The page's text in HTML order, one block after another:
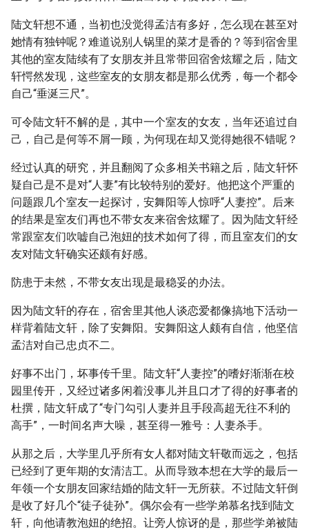
陆文轩想不通，当初也没觉得孟洁有多好，怎么现在甚至对
她情有独钟呢？难道说别人锅里的菜才是香的？等到宿舍里
其他的室友陆续有了女朋友并且常带回宿舍炫耀之后，陆文
轩愕然发现，这些室友的女朋友都是那么优秀，每一个都令
自己“垂涎三尺”。
可令陆文轩不解的是，其中一个室友的女友，当年还追过自
己，自己是何等不屑一顾，为何现在却又觉得她很不错呢？
经过认真的研究，并且翻阅了众多相关书籍之后，陆文轩怀
疑自己是不是对“人妻”有比较特别的爱好。他把这个严重的
问题跟几个室友一起探讨，安舞阳等人惊呼“人妻控”。后来
的结果是室友们再也不带女友来宿舍炫耀了。因为陆文轩经
常跟室友们吹嘘自己泡妞的技术如何了得，而且室友们的女
友对陆文轩确实还颇有好感。
防患于未然，不带女友出现是最稳妥的办法。
因为陆文轩的存在，宿舍里其他人谈恋爱都像搞地下活动一
样背着陆文轩，除了安舞阳。安舞阳这人颇有自信，他坚信
孟洁对自己忠贞不二。
好事不出门，坏事传千里。陆文轩“人妻控”的嗜好渐渐在校
园里传开，又经过诸多闲着没事儿并且口才了得的好事者的
杜撰，陆文轩成了“专门勾引人妻并且手段高超无往不利的
高手”，一时间名声大噪，甚至得一雅号：人妻杀手。
从那之后，大学里几乎所有女人都对陆文轩敬而远之，包括
已经到了更年期的女清洁工。从而导致本想在大学的最后一
年领一个女朋友回家结婚的陆文轩一无所获。不过陆文轩倒
是收了好几个“徒子徒孙”。偶尔会有一些学弟慕名找到陆文
轩，向他请教泡妞的绝招。让旁人惊讶的是，那些学弟被陆